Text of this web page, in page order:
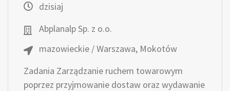
dzisiaj
Abplanalp Sp. z o.o.
mazowieckie / Warszawa, Mokotów
Zadania Zarządzanie ruchem towarowym
poprzez przyjmowanie dostaw oraz wydawanie